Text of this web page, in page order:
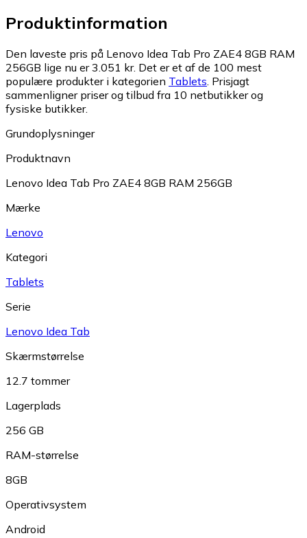
Produktinformation
Den laveste pris på Lenovo Idea Tab Pro ZAE4 8GB RAM
256GB lige nu er 3.051 kr. Det er et af de 100 mest
populære produkter i kategorien Tablets. Prisjagt
sammenligner priser og tilbud fra 10 netbutikker og
fysiske butikker.
Grundoplysninger
Produktnavn
Lenovo Idea Tab Pro ZAE4 8GB RAM 256GB
Mærke
Lenovo
Kategori
Tablets
Serie
Lenovo Idea Tab
Skærmstørrelse
12.7 tommer
Lagerplads
256 GB
RAM-størrelse
8GB
Operativsystem
Android